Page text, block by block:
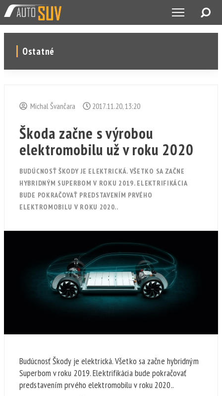
Ostatné
Michal Švančara 2017.11.20, 13:20
Škoda začne s výrobou
elektromobilu už v roku 2020
BUDÚCNOSŤ ŠKODY JE ELEKTRICKÁ. VŠETKO SA ZAČNE
HYBRIDNÝM SUPERBOM V ROKU 2019. ELEKTRIFIKÁCIA
BUDE POKRAČOVAŤ PREDSTAVENÍM PRVÉHO
ELEKTROMOBILU V ROKU 2020..
Budúcnosť Škody je elektrická. Všetko sa začne hybridným
Superbom v roku 2019. Elektrifikácia bude pokračovať
predstavením prvého elektromobilu v roku 2020..